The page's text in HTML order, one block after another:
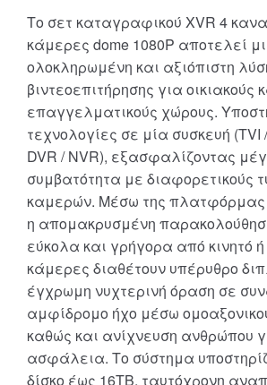
Το σετ καταγραφικού XVR 4
κάμερες dome 1080P αποτελεί
ολοκληρωμένη και αξιόπιστη
βιντεοεπιτήρησης για οικιακούς
επαγγελματικούς χώρους.
τεχνολογίες σε μία συσκευή (TVI
DVR / NVR), εξασφαλίζοντας
συμβατότητα με διαφορετικούς
καμερών. Μέσω της πλατφόρμας
η απομακρυσμένη
εύκολα και γρήγορα από κινητό ή
κάμερες διαθέτουν υπέρυθρο
έγχρωμη νυχτερινή όραση σε
αμφίδρομο ήχο μέσω
καθώς και ανίχνευση ανθρώπου
ασφάλεια. Το σύστημα
δίσκο έως 16TB, ταυτόχρονη